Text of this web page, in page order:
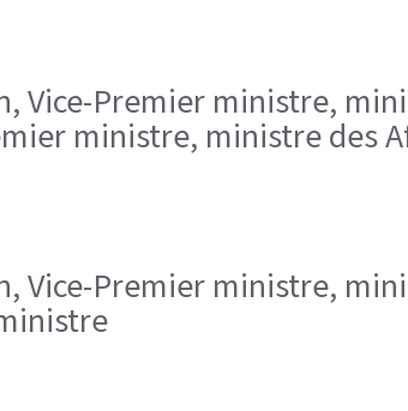
Vice-Premier ministre,
ministre, ministre des
Vice-Premier ministre,